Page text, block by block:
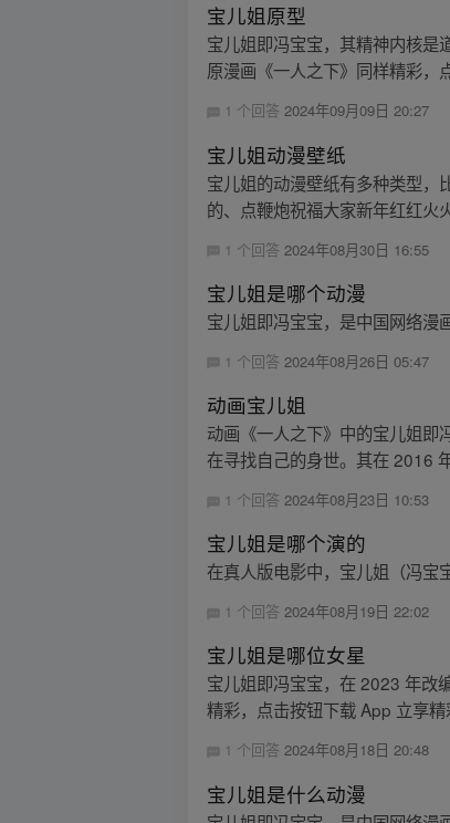
宝儿姐原型
宝儿姐即冯宝宝，其精神内核
原漫画《一人之下》同样精彩，
1 个回答2024年09月09日 20:27
宝儿姐动漫壁纸
宝儿姐的动漫壁纸有多种类型，
的、点鞭炮祝福大家新年红红火
1 个回答 2024年08月30日 16:55
宝儿姐是哪个动漫
宝儿姐即冯宝宝，是中国网络漫
1 个回答 2024年08月26日 05:47
动画宝儿姐
动画《一人之下》中的宝儿姐即
在寻找自己的身世。其在 2016
1 个回答2024年08月23日 10:53
宝儿姐是哪个演的
在真人版电影中，宝儿姐（冯宝
1 个回答2024年08月19日 22:02
宝儿姐是哪位女星
宝儿姐即冯宝宝，在 2023 年改
精彩，点击按钮下载 App 立享精
1 个回答2024年08月18日 20:48
宝儿姐是什么动漫